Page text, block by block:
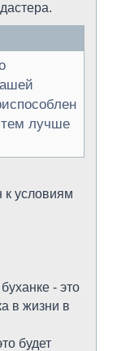
тем лучше
к условиям
- это
в жизни в
будет